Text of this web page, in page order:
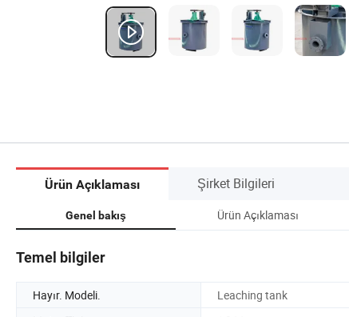
Ürün Açıklaması Şirket Bilgileri
Genel bakış Ürün Açıklaması
Temel bilgiler
Hayır. Modeli. Leaching tank